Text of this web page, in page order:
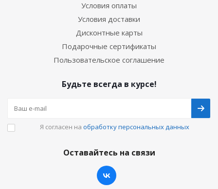
Условия оплаты
Условия доставки
Дисконтные карты
Подарочные сертификаты
Пользовательское соглашение
Будьте всегда в курсе!
Я согласен на обработку персональных данных
Оставайтесь на связи